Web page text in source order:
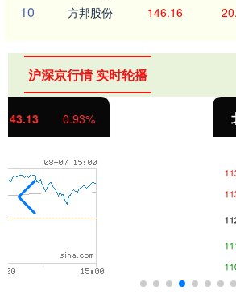
10 方邦股份 146.16
沪深京行情 实时轮播
北证50